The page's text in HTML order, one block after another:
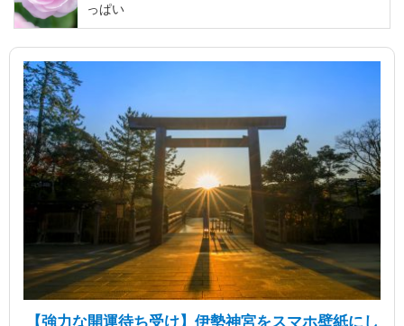
っぱい
【強力な開運待ち受け】伊勢神宮をスマホ壁紙にし